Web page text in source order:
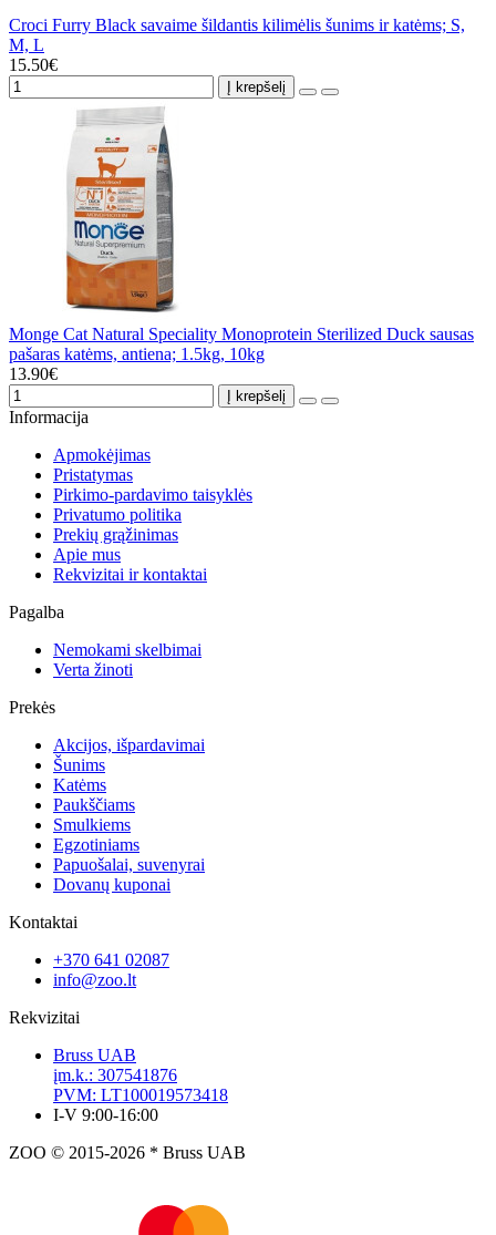
Croci Furry Black savaime šildantis kilimėlis šunims ir katėms; S,
M, L
15.50€
Į krepšelį
Monge Cat Natural Speciality Monoprotein Sterilized Duck sausas
pašaras katėms, antiena; 1.5kg, 10kg
13.90€
Į krepšelį
Informacija
Apmokėjimas
Pristatymas
Pirkimo-pardavimo taisyklės
Privatumo politika
Prekių grąžinimas
Apie mus
Rekvizitai ir kontaktai
Pagalba
Nemokami skelbimai
Verta žinoti
Prekės
Akcijos, išpardavimai
Šunims
Katėms
Paukščiams
Smulkiems
Egzotiniams
Papuošalai, suvenyrai
Dovanų kuponai
Kontaktai
+370 641 02087
info@zoo.lt
Rekvizitai
Bruss UAB
įm.k.: 307541876
PVM: LT100019573418
I-V 9:00-16:00
ZOO © 2015-2026 * Bruss UAB